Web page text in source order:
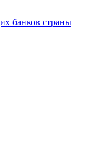
банков страны